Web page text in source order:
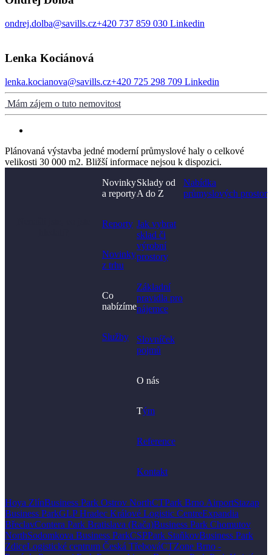
ondrej.dolba@savills.cz+420 737 859 030 Linkedin
Lenka Kociánová
lenka.kocianova@savills.cz+420 725 298 709 Linkedin
Mám zájem o tuto nemovitost
Plánovaná výstavba jedné moderní průmyslové haly o celkové
velikosti 30 000 m2. Bližší informace nejsou k dispozici.
Novinky
a reporty
Reporty
Novinky
z trhu
Co
nabízíme
Služby
Sklady od
A do Z
Jak vybrat
sklad či
výrobní
prostory​
Základní
pravidla pro
nájemce
Slovníček
pojmů
O nás
Tým
Reference
Kontakt
Nabídka
průmyslových prostor
Hoya ZlínBusiness Park Ostrov NorthCTPark Brno AirportStazap
Business ParkGLP Hradec Králové Logistic CentreExpandia
BřeclavContera Park Bratislava (Rača)Business Park Chomutov
NorthSodomkova Business ParkCSPPark StaňkovBusiness Park
ZdiceLogistické centrum Česká TřebováCTZone Brno -